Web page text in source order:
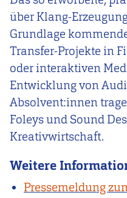
über Klang-
Grundlage
Transfer-Projekte in
oder interaktiven
Entwicklung von
Absolvent:innen
Foleys und Sound
Kreativwirtschaft.
Weitere
Pressemeldung